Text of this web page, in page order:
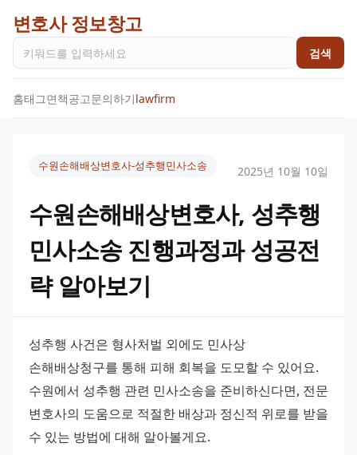
변호사 정보창고
검색
홈태그면책공고문의하기lawfirm
수원손해배상변호사-성추행민사소송 2025년 10월 10일
수원손해배상변호사, 성추행
민사소송 진행과정과 성공전
략 알아보기
성추행 사건은 형사처벌 외에도 민사상
손해배상청구를 통해 피해 회복을 도모할 수 있어요.
수원에서 성추행 관련 민사소송을 준비하신다면, 전문
변호사의 도움으로 적절한 배상과 정신적 위로를 받을
수 있는 방법에 대해 알아볼게요.